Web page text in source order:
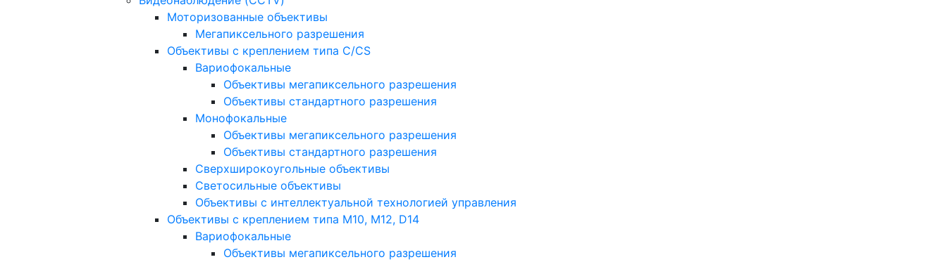
Моторизованные объективы
Мегапиксельного разрешения
Объективы с креплением типа C/CS
Вариофокальные
Объективы мегапиксельного разрешения
Объективы стандартного разрешения
Монофокальные
Объективы мегапиксельного разрешения
Объективы стандартного разрешения
Сверхширокоугольные объективы
Светосильные объективы
Объективы с интеллектуальной технологией управления
Объективы с креплением типа M10, M12, D14
Вариофокальные
Объективы мегапиксельного разрешения